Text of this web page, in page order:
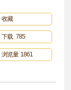
收藏
下载 785
浏览量 1861